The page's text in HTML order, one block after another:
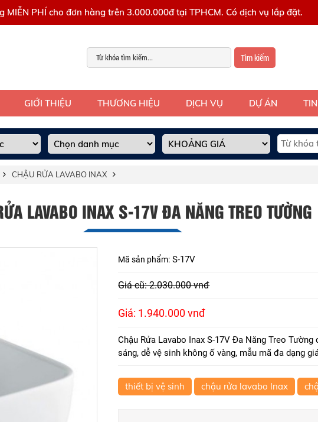
MIỄN PHÍ cho đơn hàng trên 3.000.000đ tại TPHCM. Có dịch vụ lắp đặt.
Tìm kiếm
GIỚI THIỆU THƯƠNG HIỆU DỊCH VỤ DỰ ÁN
CHẬU RỬA LAVABO INAX
LAVABO INAX S-17V ĐA NĂNG TREO TƯỜNG
Mã sản phẩm: S-17V
Giá cũ: 2.030.000 vnđ
Giá: 1.940.000 vnđ
Chậu Rửa Lavabo Inax S-17V Đa Năng Treo
sáng, dễ vệ sinh không ố vàng, mẫu mã đa dạng
thiết bị vệ sinh chậu rửa lavabo Inax